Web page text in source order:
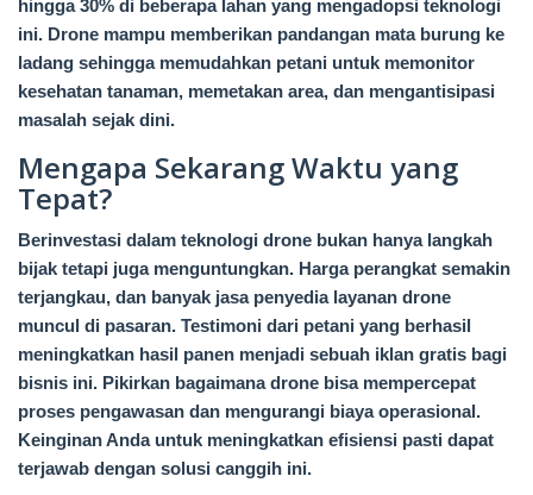
hingga 30% di beberapa lahan yang mengadopsi teknologi
ini. Drone mampu memberikan pandangan mata burung ke
ladang sehingga memudahkan petani untuk memonitor
kesehatan tanaman, memetakan area, dan mengantisipasi
masalah sejak dini.
Mengapa Sekarang Waktu yang
Tepat?
Berinvestasi dalam teknologi drone bukan hanya langkah
bijak tetapi juga menguntungkan. Harga perangkat semakin
terjangkau, dan banyak jasa penyedia layanan drone
muncul di pasaran. Testimoni dari petani yang berhasil
meningkatkan hasil panen menjadi sebuah iklan gratis bagi
bisnis ini. Pikirkan bagaimana drone bisa mempercepat
proses pengawasan dan mengurangi biaya operasional.
Keinginan Anda untuk meningkatkan efisiensi pasti dapat
terjawab dengan solusi canggih ini.